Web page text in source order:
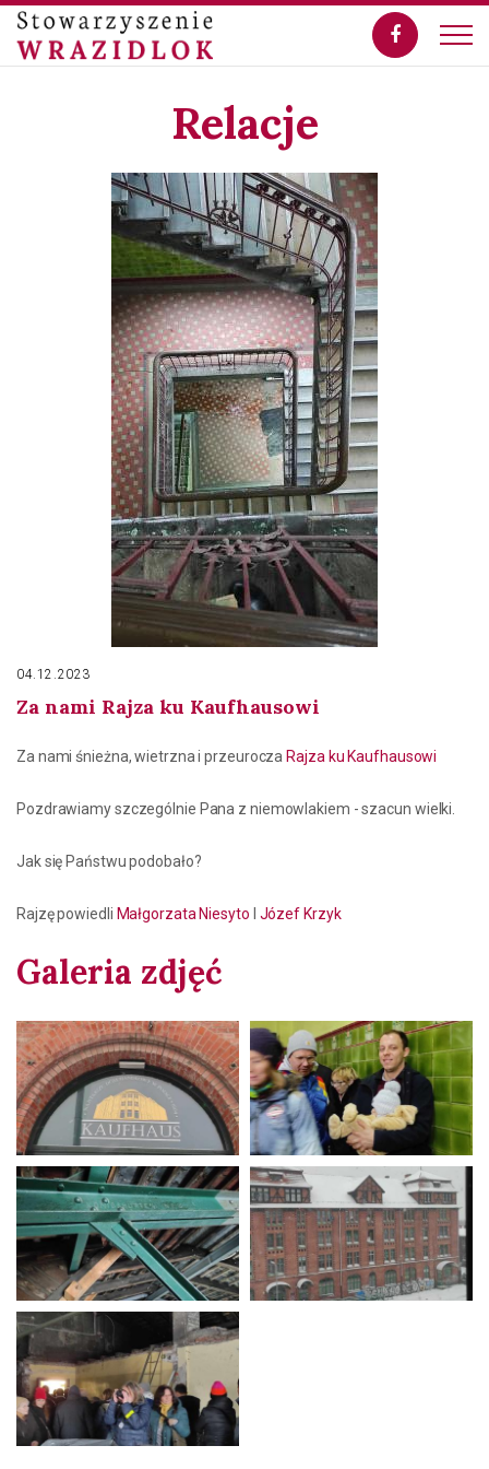
Relacje
04.12.2023
Za nami Rajza ku Kaufhausowi
Za nami śnieżna, wietrzna i przeuroczaRajza ku Kaufhausowi
Pozdrawiamy szczególnie Pana z niemowlakiem - szacun wielki.
Jak się Państwu podobało?
Rajzę powiedli Małgorzata Niesyto I Józef Krzyk
Galeria zdjęć